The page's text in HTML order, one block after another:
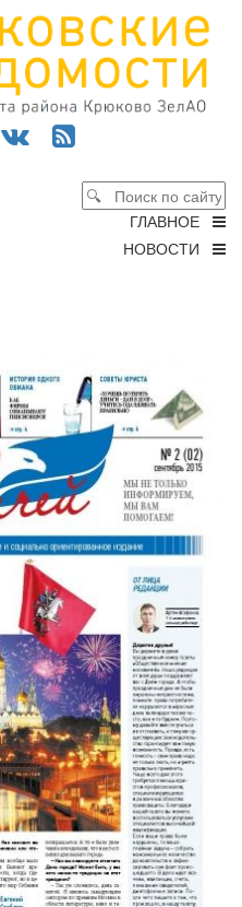
ГЛАВНОЕ
НОВОСТИ